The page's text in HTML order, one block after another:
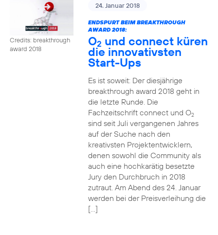
Credits: breakthrough
award 2018
24. Januar 2018
ENDSPURT BEIM BREAKTHROUGH
AWARD 2018:
O2 und connect küren
die innovativsten
Start-Ups
Es ist soweit: Der diesjährige
breakthrough award 2018 geht in
die letzte Runde. Die
Fachzeitschrift connect und O2
sind seit Juli vergangenen Jahres
auf der Suche nach den
kreativsten Projektentwicklern,
denen sowohl die Community als
auch eine hochkarätig besetzte
Jury den Durchbruch in 2018
zutraut. Am Abend des 24. Januar
werden bei der Preisverleihung die
[…]